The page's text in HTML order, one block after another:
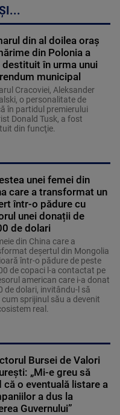
din al doilea oraș
din Polonia a
în urma unui
municipal
Cracoviei, Aleksander
o personalitate de
în partidul premierului
Donald Tusk, a fost
din funcţie.
unei femei din
care a transformat un
într-o pădure cu
unei donații de
de dolari
din China care a
deșertul din Mongolia
într-o pădure de peste
de copaci l-a contactat pe
american care i-a donat
de dolari, invitându-l să
sprijinul său a devenit
real.
Bursei de Valori
„Mi-e greu să
că o eventuală listare a
a dus la
Guvernului”